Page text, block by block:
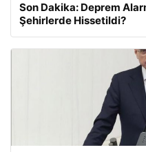
Son Dakika: Deprem
Şehirlerde Hissetildi?